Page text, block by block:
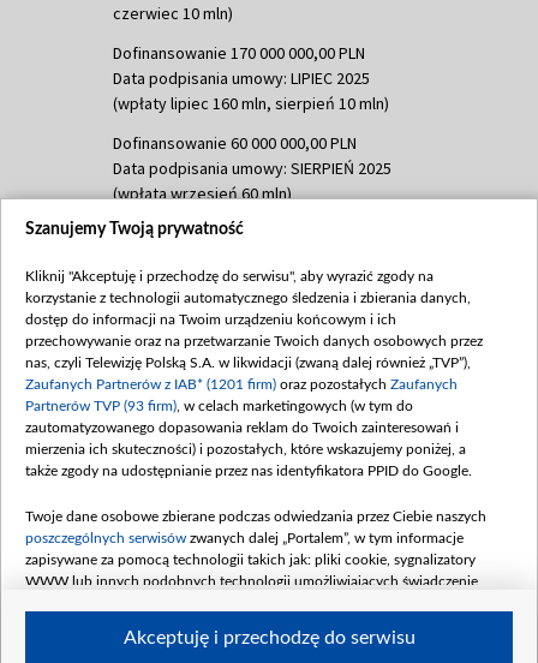
czerwiec 10 mln)
Dofinansowanie 170 000 000,00 PLN
Data podpisania umowy: LIPIEC 2025
(wpłaty lipiec 160 mln, sierpień 10 mln)
Dofinansowanie 60 000 000,00 PLN
Data podpisania umowy: SIERPIEŃ 2025
(wpłata wrzesień 60 mln)
Dofinansowanie 635 783 051,21 PLN
(wpłata wrzesień 100 mln, październik 350
mln, listopad 265 mln)
Dofinansowanie 48 862 000,00 PLN
Data podpisania umowy: GRUDZIEŃ 2025
(wpłata grudzień 60,548 mln)
Dofinansowanie 900 000 000,00 PLN
Data podpisania umowy: LUTY 2026 (wpłata
kwiecień 180 mln, 7 maja 180 mln, 8
czerwca 90 mln)
Dofinansowanie 250 000 000,00 PLN
4 sierpnia 250 mln
Szanujemy Twoją prywatność
Kliknij "Akceptuję i przechodzę do serwisu", aby wyrazić zgody na
korzystanie z technologii automatycznego śledzenia i zbierania danych,
dostęp do informacji na Twoim urządzeniu końcowym i ich
przechowywanie oraz na przetwarzanie Twoich danych osobowych przez
nas, czyli Telewizję Polską S.A. w likwidacji (zwaną dalej również „TVP”),
Zaufanych Partnerów z IAB* (1201 firm) oraz pozostałych Zaufanych
Partnerów TVP (93 firm) , w celach marketingowych (w tym do
zautomatyzowanego dopasowania reklam do Twoich zainteresowań i
mierzenia ich skuteczności) i pozostałych, które wskazujemy poniżej, a
także zgody na udostępnianie przez nas identyfikatora PPID do Google.
Twoje dane osobowe zbierane podczas odwiedzania przez Ciebie naszych
poszczególnych serwisów zwanych dalej „Portalem”, w tym informacje
zapisywane za pomocą technologii takich jak: pliki cookie, sygnalizatory
WWW lub innych podobnych technologii umożliwiających świadczenie
Akceptuję i przechodzę do serwisu